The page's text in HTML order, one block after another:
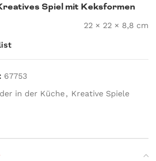
Spiel mit Keksformen
22 × 22 × 8,8 cm
67753
in der Küche, Kreative Spiele